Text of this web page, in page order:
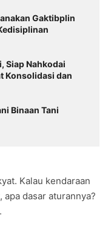
Gaktibplin
Siap Nahkodai
Konsolidasi dan
Binaan Tani
Kalau kendaraan
dasar aturannya?